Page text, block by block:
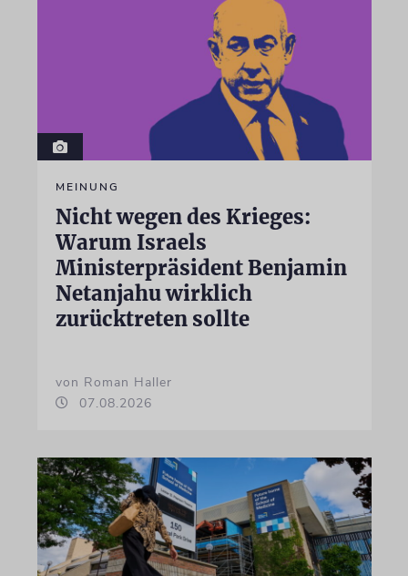
MEINUNG
Nicht wegen des Krieges:
Warum Israels
Ministerpräsident Benjamin
Netanjahu wirklich
zurücktreten sollte
von Roman Haller
07.08.2026